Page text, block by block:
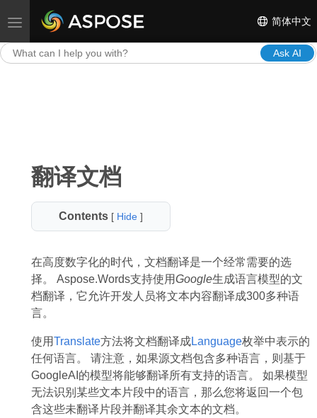
Toggle navigation 简体中文
Ask AI
翻译文档
Contents [ Hide]
在高度数字化的时代，文档翻译是一个经常需要的选
择。 Aspose.Words支持使用Google生成语言模型的文
档翻译，它允许开发人员将文本内容翻译成300多种语
言。
使用Translate方法将文档翻译成Language枚举中表示的
任何语言。 请注意，如果源文档包含多种语言，则基于
GoogleAI的模型将能够翻译所有支持的语言。 如果模型
无法识别某些文本片段中的语言，那么您将返回一个包
含这些未翻译片段并翻译其余文本的文档。